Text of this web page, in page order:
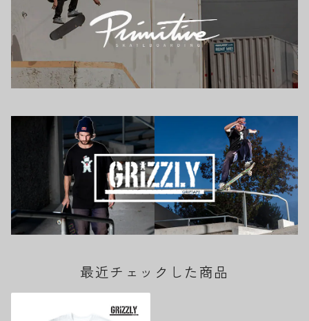
最近チェックした商品